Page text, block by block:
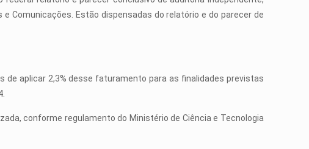
Comunicações. Estão dispensadas do relatório e do parecer de
de aplicar 2,3% desse faturamento para as finalidades previstas
conforme regulamento do Ministério de Ciência e Tecnologia